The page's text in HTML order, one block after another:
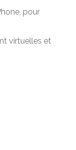
pour
virtuelles et